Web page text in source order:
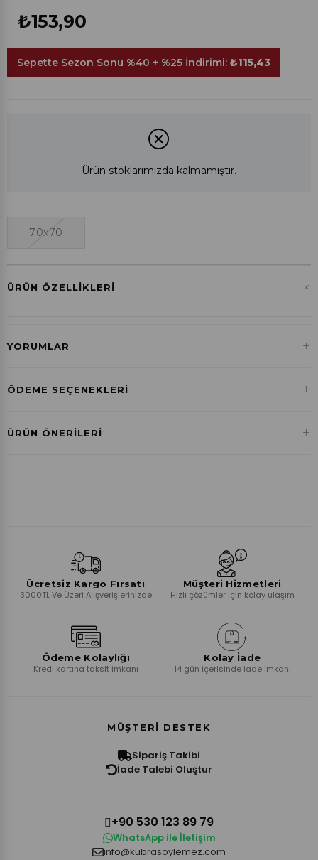
₺153,90
Sepette Sezon Sonu %40 + %25 İndirimi: ₺115,43
Ürün stoklarımızda kalmamıştır.
70x70
ÜRÜN ÖZELLIKLERI +
YORUMLAR +
ÖDEME SEÇENEKLERI +
Havale ile Ödeme
ÜRÜN ÖNERILERI +
Ücretsiz Kargo Fırsatı
3000TL Ve Üzeri Alışverişlerinizde
Müşteri Hizmetleri
Hızlı çözümler için kolay ulaşım
Ödeme Kolaylığı
Kredi kartına taksit imkanı
Kolay İade
14 gün içerisinde iade imkanı
MÜŞTERI DESTEK
Sipariş Takibi
İade Talebi Oluştur
+90 530 123 89 79
WhatsApp ile İletişim
info@kubrasoylemez.com